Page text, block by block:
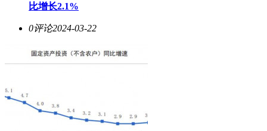
比增长2.1%
0评论2024-03-22